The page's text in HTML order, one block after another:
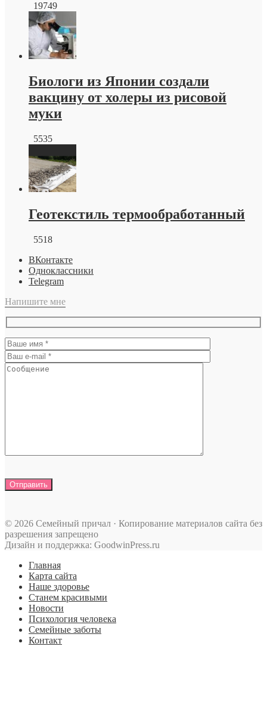
19749
Биологи из Японии создали
вакцину от холеры из рисовой
муки
5535
Геотекстиль термообработанный
5518
ВКонтакте
Одноклассники
Telegram
Напишите мне
© 2026 Семейный причал · Копирование материалов сайта без
разрешения запрещено
Дизайн и поддержка: GoodwinPress.ru
Главная
Карта сайта
Наше здоровье
Станем красивыми
Новости
Психология человека
Семейные заботы
Контакт